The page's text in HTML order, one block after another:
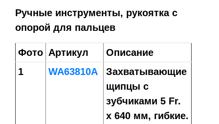
Ручные инструменты, рукоятка с
опорой для пальцев
Фото Артикул
Описание
1
WA63810A
Захватывающие
щипцы с
зубчиками 5 Fr.
х 640 мм, гибкие.